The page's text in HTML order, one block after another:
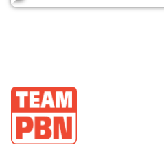
Telefoonnummer